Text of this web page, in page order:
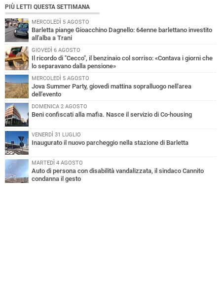
PIÙ LETTI QUESTA SETTIMANA
MERCOLEDÌ 5 AGOSTO
Barletta piange Gioacchino Dagnello: 64enne barlettano investito
all'alba a Trani
GIOVEDÌ 6 AGOSTO
Il ricordo di "Cecco", il benzinaio col sorriso: «Contava i giorni che
lo separavano dalla pensione»
MERCOLEDÌ 5 AGOSTO
Jova Summer Party, giovedì mattina sopralluogo nell'area
dell'evento
DOMENICA 2 AGOSTO
Beni confiscati alla mafia. Nasce il servizio di Co-housing
VENERDÌ 31 LUGLIO
Inaugurato il nuovo parcheggio nella stazione di Barletta
MARTEDÌ 4 AGOSTO
Auto di persona con disabilità vandalizzata, il sindaco Cannito
condanna il gesto